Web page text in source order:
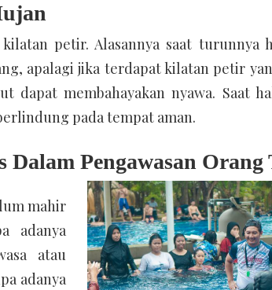
petir. Alasannya saat turunnya
apalagi jika terdapat kilatan petir
dapat membahayakan nyawa. Saat
pada tempat aman.
Pengawasan Orang
mahir
adanya
atau
adanya